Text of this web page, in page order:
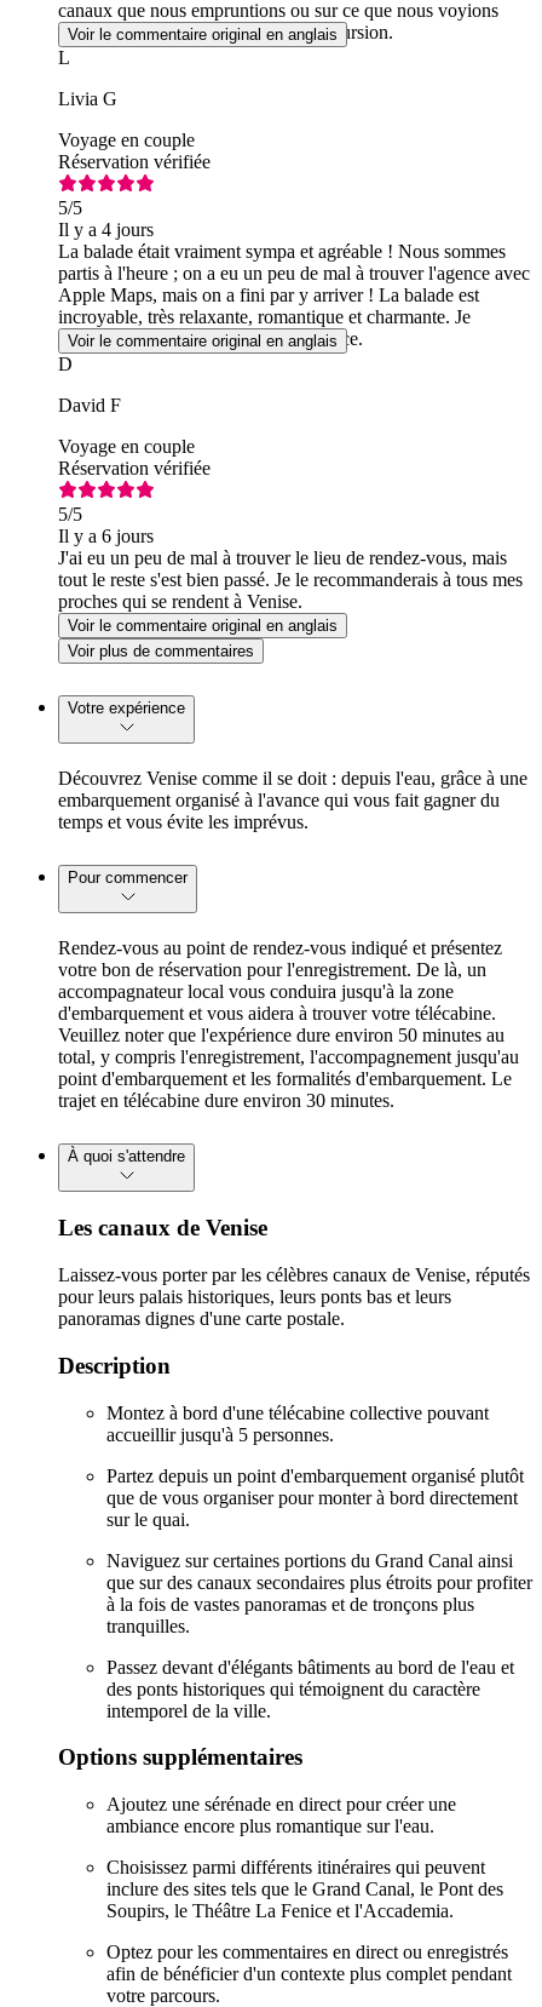
canaux que nous empruntions ou sur ce que nous voyions
auraient grandement enrichi cette excursion.
Voir le commentaire original en anglais
L
Livia G
Voyage en couple
Réservation vérifiée
5/5
Il y a 4 jours
La balade était vraiment sympa et agréable ! Nous sommes
partis à l'heure ; on a eu un peu de mal à trouver l'agence avec
Apple Maps, mais on a fini par y arriver ! La balade est
incroyable, très relaxante, romantique et charmante. Je
recommande vivement cette expérience.
Voir le commentaire original en anglais
D
David F
Voyage en couple
Réservation vérifiée
5/5
Il y a 6 jours
J'ai eu un peu de mal à trouver le lieu de rendez-vous, mais
tout le reste s'est bien passé. Je le recommanderais à tous mes
proches qui se rendent à Venise.
Voir le commentaire original en anglais
Voir plus de commentaires
Votre expérience
Découvrez Venise comme il se doit : depuis l'eau, grâce à une
embarquement organisé à l'avance qui vous fait gagner du
temps et vous évite les imprévus.
Pour commencer
Rendez-vous au point de rendez-vous indiqué et présentez
votre bon de réservation pour l'enregistrement. De là, un
accompagnateur local vous conduira jusqu'à la zone
d'embarquement et vous aidera à trouver votre télécabine.
Veuillez noter que l'expérience dure environ 50 minutes au
total, y compris l'enregistrement, l'accompagnement jusqu'au
point d'embarquement et les formalités d'embarquement. Le
trajet en télécabine dure environ 30 minutes.
À quoi s'attendre
Les canaux de Venise
Laissez-vous porter par les célèbres canaux de Venise, réputés
pour leurs palais historiques, leurs ponts bas et leurs
panoramas dignes d'une carte postale.
Description
Montez à bord d'une télécabine collective pouvant
accueillir jusqu'à 5 personnes.
Partez depuis un point d'embarquement organisé plutôt
que de vous organiser pour monter à bord directement
sur le quai.
Naviguez sur certaines portions du Grand Canal ainsi
que sur des canaux secondaires plus étroits pour profiter
à la fois de vastes panoramas et de tronçons plus
tranquilles.
Passez devant d'élégants bâtiments au bord de l'eau et
des ponts historiques qui témoignent du caractère
intemporel de la ville.
Options supplémentaires
Ajoutez une sérénade en direct pour créer une
ambiance encore plus romantique sur l'eau.
Choisissez parmi différents itinéraires qui peuvent
inclure des sites tels que le Grand Canal, le Pont des
Soupirs, le Théâtre La Fenice et l'Accademia.
Optez pour les commentaires en direct ou enregistrés
afin de bénéficier d'un contexte plus complet pendant
votre parcours.